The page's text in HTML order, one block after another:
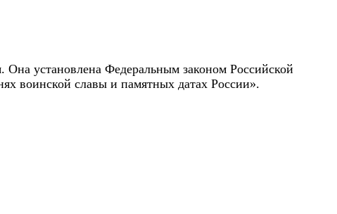
Она установлена Федеральным законом Российской
воинской славы и памятных датах России».